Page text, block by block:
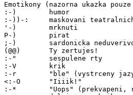
Emotikony (nazorna ukazka
:-)        humor
:-))-:     maskovani teatralnich
'-)        mrknuti
P-)        pirat
;-)        sardonicka
(@@)       Ty zertujes!
:-"        sespulene rty
:-V        krik
:-r        "ble" (vystrceny
<:-O       "Iiiik!"
:-*        "Uops" (prekvapeni,